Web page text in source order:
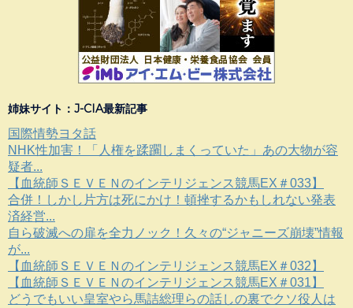
姉妹サイト：J-CIA最新記事
国際情勢ヨタ話
NHK性加害！「人権を蹂躙しまくっていた」あの大物が容
疑者...
【血統師ＳＥＶＥＮのインテリジェンス競馬EX＃033】
合併！しかし片方は死にかけ！頓挫するかもしれない発表
済経営...
自ら破滅への扉を全力ノック！久々の“ジャニーズ崩壊”情報
が...
【血統師ＳＥＶＥＮのインテリジェンス競馬EX＃032】
【血統師ＳＥＶＥＮのインテリジェンス競馬EX＃031】
どうでもいい皇室やら馬詰総理らの話しの裏でクソ役人は